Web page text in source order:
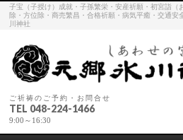
子宝（子授け）成就・子孫繁栄・安産祈願・初宮詣（
除・方位除・商売繁昌・合格祈願・病気平癒・交通安
川神社
ご祈祷のご予約・お問合せ
TEL 048-224-1466
9:00～16:30